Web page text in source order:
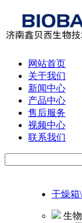
网站首页
关于我们
新闻中心
产品中心
售后服务
视频中心
联系我们
干燥箱
生